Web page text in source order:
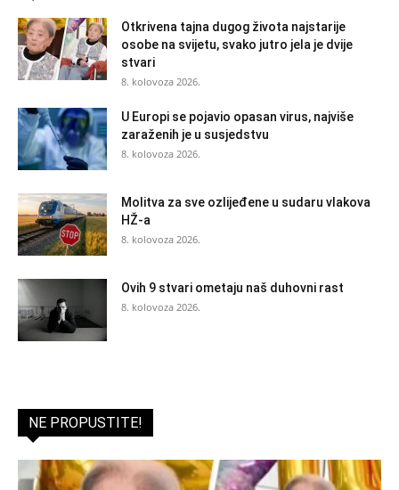
Otkrivena tajna dugog života najstarije
osobe na svijetu, svako jutro jela je dvije
stvari
8. kolovoza 2026.
U Europi se pojavio opasan virus, najviše
zaraženih je u susjedstvu
8. kolovoza 2026.
Molitva za sve ozlijeđene u sudaru vlakova
HŽ-a
8. kolovoza 2026.
Ovih 9 stvari ometaju naš duhovni rast
8. kolovoza 2026.
NE PROPUSTITE!